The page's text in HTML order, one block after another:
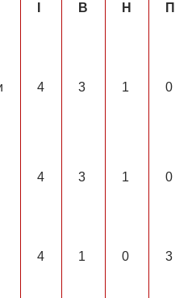
В Н П
4 3 1 0
4 3 1 0
4 1 0 3